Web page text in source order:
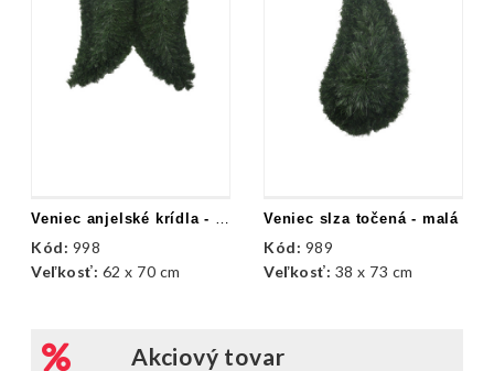
Veniec anjelské krídla - malé
Kód: 998
Veľkosť: 62 x 70 cm
Veniec slza točená - malá
Kód: 989
Veľkosť: 38 x 73 cm
Akciový tovar